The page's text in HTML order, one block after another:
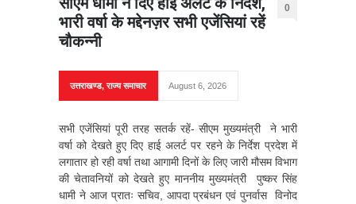
भारी वर्षा के मद्देनज़र सभी एजेंसियां रहें
चौकन्नी
0
उत्तराखण्ड,राज्य समाचार August 6, 2026
सभी एजेंसियां पूरी तरह सतर्क रहें- सीएम मुख्यमंत्री ने भारी
वर्षा को देखते हुए दिए हाई अलर्ट पर रहने के निर्देश प्रदेश में
लगातार हो रही वर्षा तथा आगामी दिनों के लिए जारी मौसम विभाग
की चेतावनियों को देखते हुए माननीय मुख्यमंत्री पुष्कर सिंह
धामी ने आज प्रातः सचिव, आपदा प्रबंधन एवं पुनर्वास विनोद